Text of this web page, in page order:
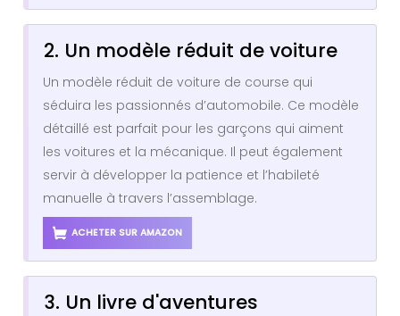
2. Un modèle réduit de voiture
Un modèle réduit de voiture de course qui
séduira les passionnés d’automobile. Ce modèle
détaillé est parfait pour les garçons qui aiment
les voitures et la mécanique. Il peut également
servir à développer la patience et l’habileté
manuelle à travers l’assemblage.
ACHETER SUR AMAZON
3. Un livre d'aventures